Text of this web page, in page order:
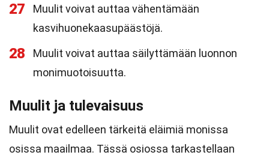
27
Muulit voivat auttaa vähentämään
kasvihuonekaasupäästöjä.
28
Muulit voivat auttaa säilyttämään luonnon
monimuotoisuutta.
Muulit ja tulevaisuus
Muulit ovat edelleen tärkeitä eläimiä monissa
osissa maailmaa. Tässä osiossa tarkastellaan